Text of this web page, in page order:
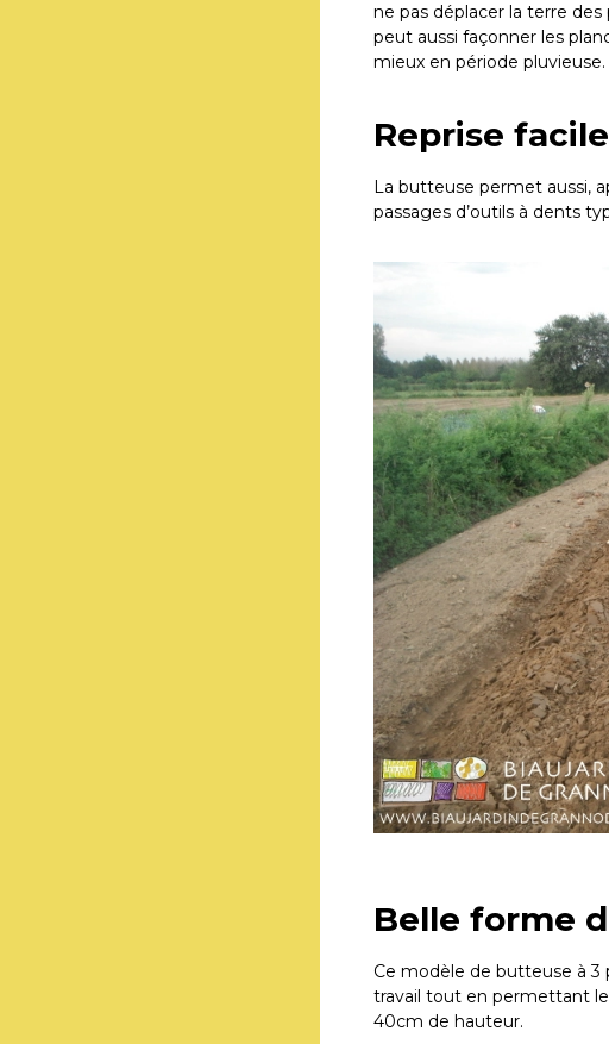
ne pas déplacer la terre des
peut aussi façonner les
mieux en période pluvieuse.
Reprise facile
La butteuse permet aussi,
passages d’outils à dents
Belle forme
Ce modèle de butteuse à 3
travail tout en permettant
40cm de hauteur.